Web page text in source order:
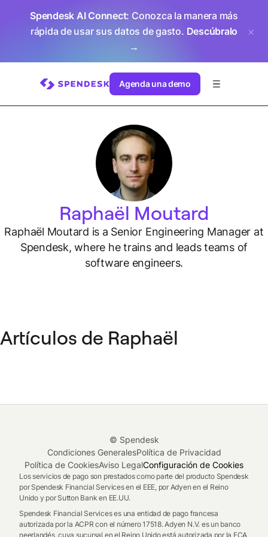
Spendesk AI Connect: Conozca la manera más
rápida de usar sus datos de gasto. Descúbralo
→
Agenda una demo
Raphaël Moutard
Raphaël Moutard is a Senior Engineering Manager at
Spendesk, where he trains and leads teams of
software engineers.
Artículos de Raphaël
© Spendesk
Condiciones GeneralesPolítica de Privacidad
Política de CookiesAviso LegalConfiguración de Cookies
Los servicios de pago son prestados como parte del producto Spendesk
por Spendesk Financial Services en el EEE, por Adyen en el Reino
Unido y por Sutton Bank en EE.UU.
Spendesk Financial Services es una entidad de pago francesa
autorizada por la ACPR con el número 17518. Adyen N.V. es un banco
neerlandés, cuya sucursal en el Reino Unido está autorizada por la FCA